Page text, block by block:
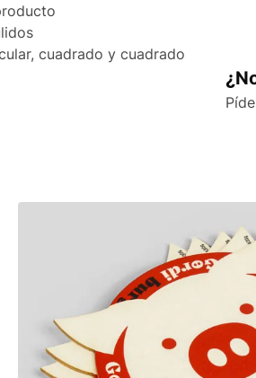
cuadrado y cuadrado